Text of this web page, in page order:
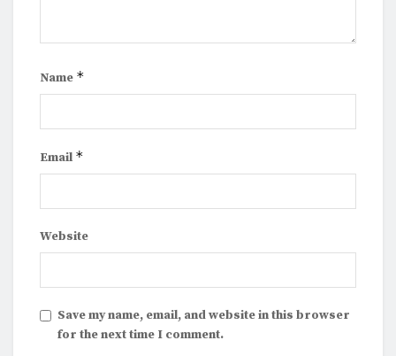
Name *
Email *
Website
Save my name, email, and website in this browser
for the next time I comment.